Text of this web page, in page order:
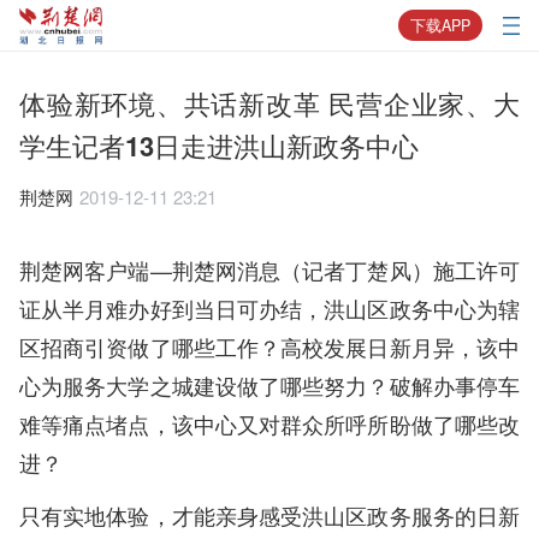
下载APP
体验新环境、共话新改革 民营企业家、大
学生记者13日走进洪山新政务中心
荆楚网 2019-12-11 23:21
荆楚网客户端—荆楚网消息（记者丁楚风）施工许可
证从半月难办好到当日可办结，洪山区政务中心为辖
区招商引资做了哪些工作？高校发展日新月异，该中
心为服务大学之城建设做了哪些努力？破解办事停车
难等痛点堵点，该中心又对群众所呼所盼做了哪些改
进？
只有实地体验，才能亲身感受洪山区政务服务的日新